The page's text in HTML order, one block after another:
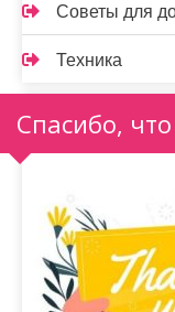
Советы для
Техника
Спасибо,